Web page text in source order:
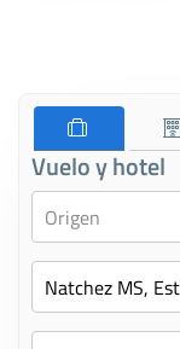
Vuelo y hotel